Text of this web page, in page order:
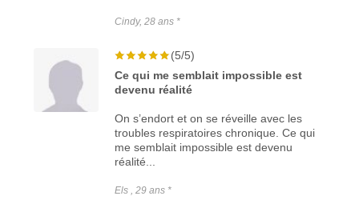
Cindy, 28 ans *
(5/5)
Ce qui me semblait impossible est
devenu réalité
On s’endort et on se réveille avec les
troubles respiratoires chronique. Ce qui
me semblait impossible est devenu
réalité...
Els , 29 ans *